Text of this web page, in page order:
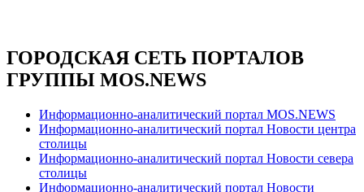
ГОРОДСКАЯ СЕТЬ ПОРТАЛОВ
ГРУППЫ MOS.NEWS
Информационно-аналитический портал MOS.NEWS
Информационно-аналитический портал Новости центра
столицы
Информационно-аналитический портал Новости севера
столицы
Информационно-аналитический портал Новости